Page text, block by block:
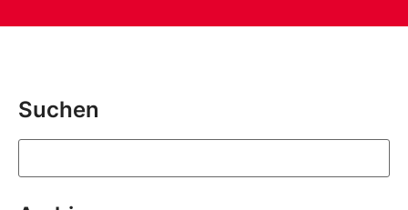
Suchen